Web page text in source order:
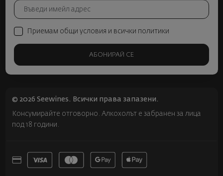
Приемам общи условия и всички политики
АБОНИРАЙ СЕ
© 2026 Seewines. Всички права запазени.
Консумирайте отговорно. Алкохолът е забранен за лица
под 18 години.